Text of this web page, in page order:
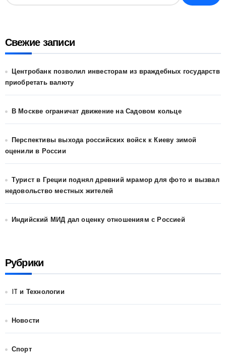
Свежие записи
Центробанк позволил инвесторам из враждебных государств
приобретать валюту
В Москве ограничат движение на Садовом кольце
Перспективы выхода российских войск к Киеву зимой
оценили в России
Турист в Греции поднял древний мрамор для фото и вызвал
недовольство местных жителей
Индийский МИД дал оценку отношениям с Россией
Рубрики
IT и Технологии
Новости
Спорт